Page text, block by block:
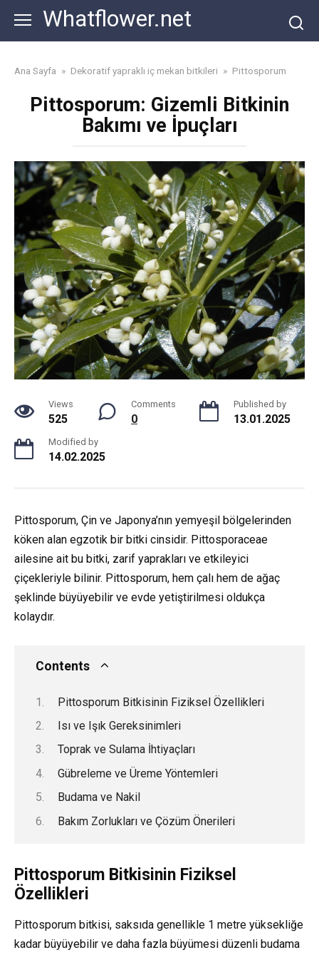
content
Whatflower.net
Ana Sayfa » Dekoratif yapraklı iç mekan bitkileri » Pittosporum
Pittosporum: Gizemli Bitkinin
Bakımı ve İpuçları
Views
525
Comments
0
Published by
13.01.2025
Modified by
14.02.2025
Pittosporum, Çin ve Japonya’nın yemyeşil bölgelerinden
köken alan egzotik bir bitki cinsidir. Pittosporaceae
ailesine ait bu bitki, zarif yaprakları ve etkileyici
çiçekleriyle bilinir. Pittosporum, hem çalı hem de ağaç
şeklinde büyüyebilir ve evde yetiştirilmesi oldukça
kolaydır.
Contents
Pittosporum Bitkisinin Fiziksel Özellikleri
Isı ve Işık Gereksinimleri
Toprak ve Sulama İhtiyaçları
Gübreleme ve Üreme Yöntemleri
Budama ve Nakil
Bakım Zorlukları ve Çözüm Önerileri
Pittosporum Bitkisinin Fiziksel
Özellikleri
Pittosporum bitkisi, saksıda genellikle 1 metre yüksekliğe
kadar büyüyebilir ve daha fazla büyümesi düzenli budama